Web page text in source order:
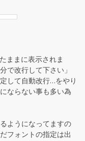
ままに表示されま
で改行して下さい」
して自動改行…をやり
ならない事も多い為
ようになってますの
フォントの指定は出